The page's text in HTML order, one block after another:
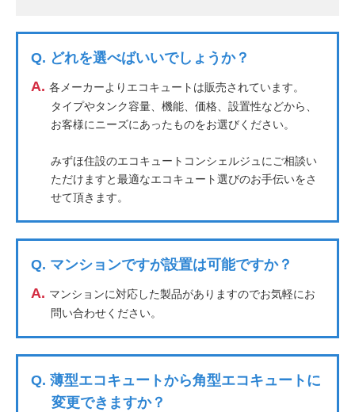
Q. どれを選べばいいでしょうか？
A. 各メーカーよりエコキュートは販売されています。
タイプやタンク容量、機能、価格、設置性などから、
お客様にニーズにあったものをお選びください。
みずほ住設のエコキュートコンシェルジュにご相談い
ただけますと最適なエコキュート選びのお手伝いをさ
せて頂きます。
Q. マンションですが設置は可能ですか？
A. マンションに対応した製品がありますのでお気軽にお
問い合わせください。
Q. 薄型エコキュートから角型エコキュートに
変更できますか？